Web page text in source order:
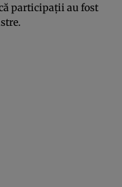
participații au fost